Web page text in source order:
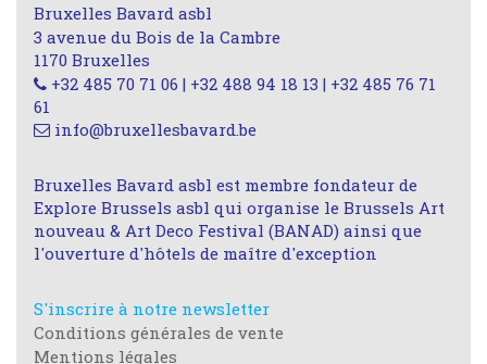
Bruxelles Bavard asbl
3 avenue du Bois de la Cambre
1170 Bruxelles
+32 485 70 71 06 | +32 488 94 18 13 | +32 485 76 71
61
info@bruxellesbavard.be
Bruxelles Bavard asbl est membre fondateur de
Explore Brussels asbl qui organise le Brussels Art
nouveau & Art Deco Festival (BANAD) ainsi que
l'ouverture d'hôtels de maître d'exception
S'inscrire à notre newsletter
Conditions générales de vente
Mentions légales